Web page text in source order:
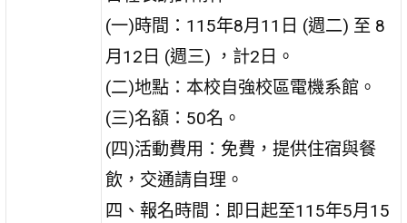
(一)時間：115年8月11日 (週二) 至 8
月12日 (週三) ，計2日。
(二)地點：本校自強校區電機系館。
(三)名額：50名。
(四)活動費用：免費，提供住宿與餐
飲，交通請自理。
四、報名時間：即日起至115年5月15